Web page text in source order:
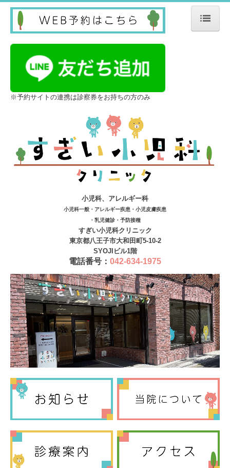
医師紹介
施設紹介
予防接種・インフルエンザワクチン
乳児健診
よくある質問
忘れ物・落とし物コーナー
お知らせ詳細
※予約サイトの連携は診察券をお持ちの方のみ
小児科、アレルギー科
小児科一般・アレルギー疾患・小児皮膚疾患
・乳児健診・予防接種
すぎい小児科クリニック
東京都八王子市大和田町5-10-2
SYOJIビル1階
電話番号： 042-634-1975